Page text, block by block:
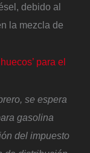
debido al
la mezcla de
para el
se espera
gasolina
del impuesto